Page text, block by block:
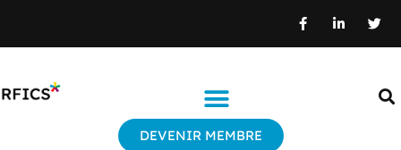
DEVENIR MEMBRE